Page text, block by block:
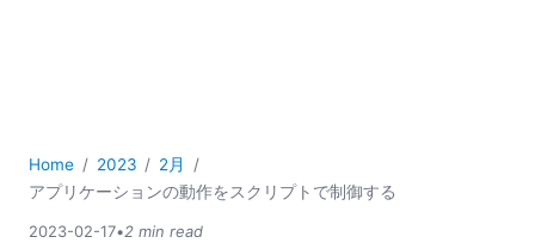
Home 2023
2月
アプリケーションの動作をスクリプトで制御する
2023-02-17•2 min read